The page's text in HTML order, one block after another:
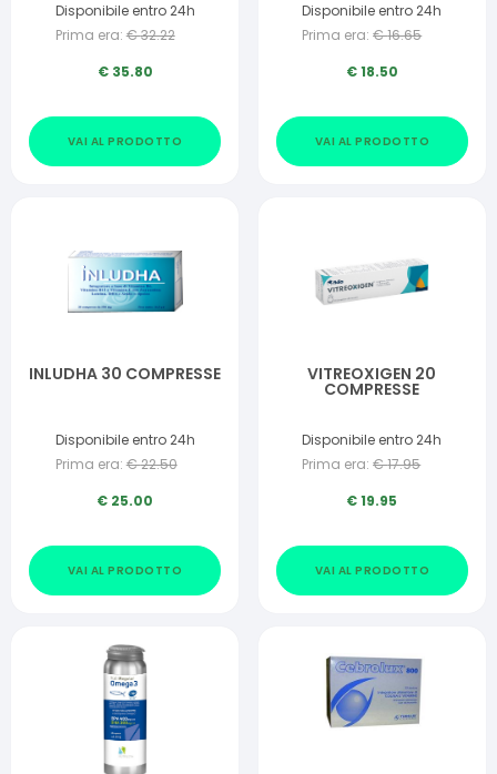
Disponibile entro 24h
Prima era: €32.22
€ 35.80
VAI AL PRODOTTO
Disponibile entro 24h
Prima era: €16.65
€18.50
VAI AL PRODOTTO
INLUDHA 30 COMPRESSE
Disponibile entro 24h
Prima era: €22.50
€ 25.00
VAI AL PRODOTTO
VITREOXIGEN 20
COMPRESSE
Disponibile entro 24h
Prima era: €17.95
€19.95
VAI AL PRODOTTO